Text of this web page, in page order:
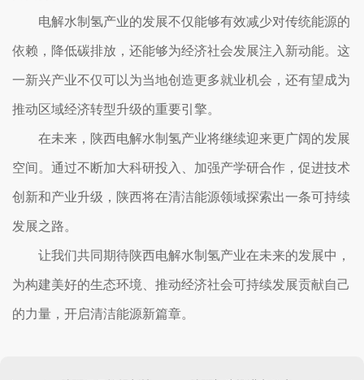
电解水制氢产业的发展不仅能够有效减少对传统能源的
依赖，降低碳排放，还能够为经济社会发展注入新动能。这
一新兴产业不仅可以为当地创造更多就业机会，还有望成为
推动区域经济转型升级的重要引擎。
在未来，陕西电解水制氢产业将继续迎来更广阔的发展
空间。通过不断加大科研投入、加强产学研合作，促进技术
创新和产业升级，陕西将在清洁能源领域探索出一条可持续
发展之路。
让我们共同期待陕西电解水制氢产业在未来的发展中，
为构建美好的生态环境、推动经济社会可持续发展贡献自己
的力量，开启清洁能源新篇章。